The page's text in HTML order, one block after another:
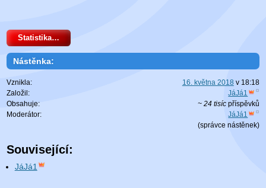
Statistika…
Nástěnka:
Vznikla: 16. května 2018 v 18:18
Založil:
JáJá1
Obsahuje:
~ 24 tisícpříspěvků
Moderátor:
JáJá1
(správce nástěnek)
Související:
JáJá1